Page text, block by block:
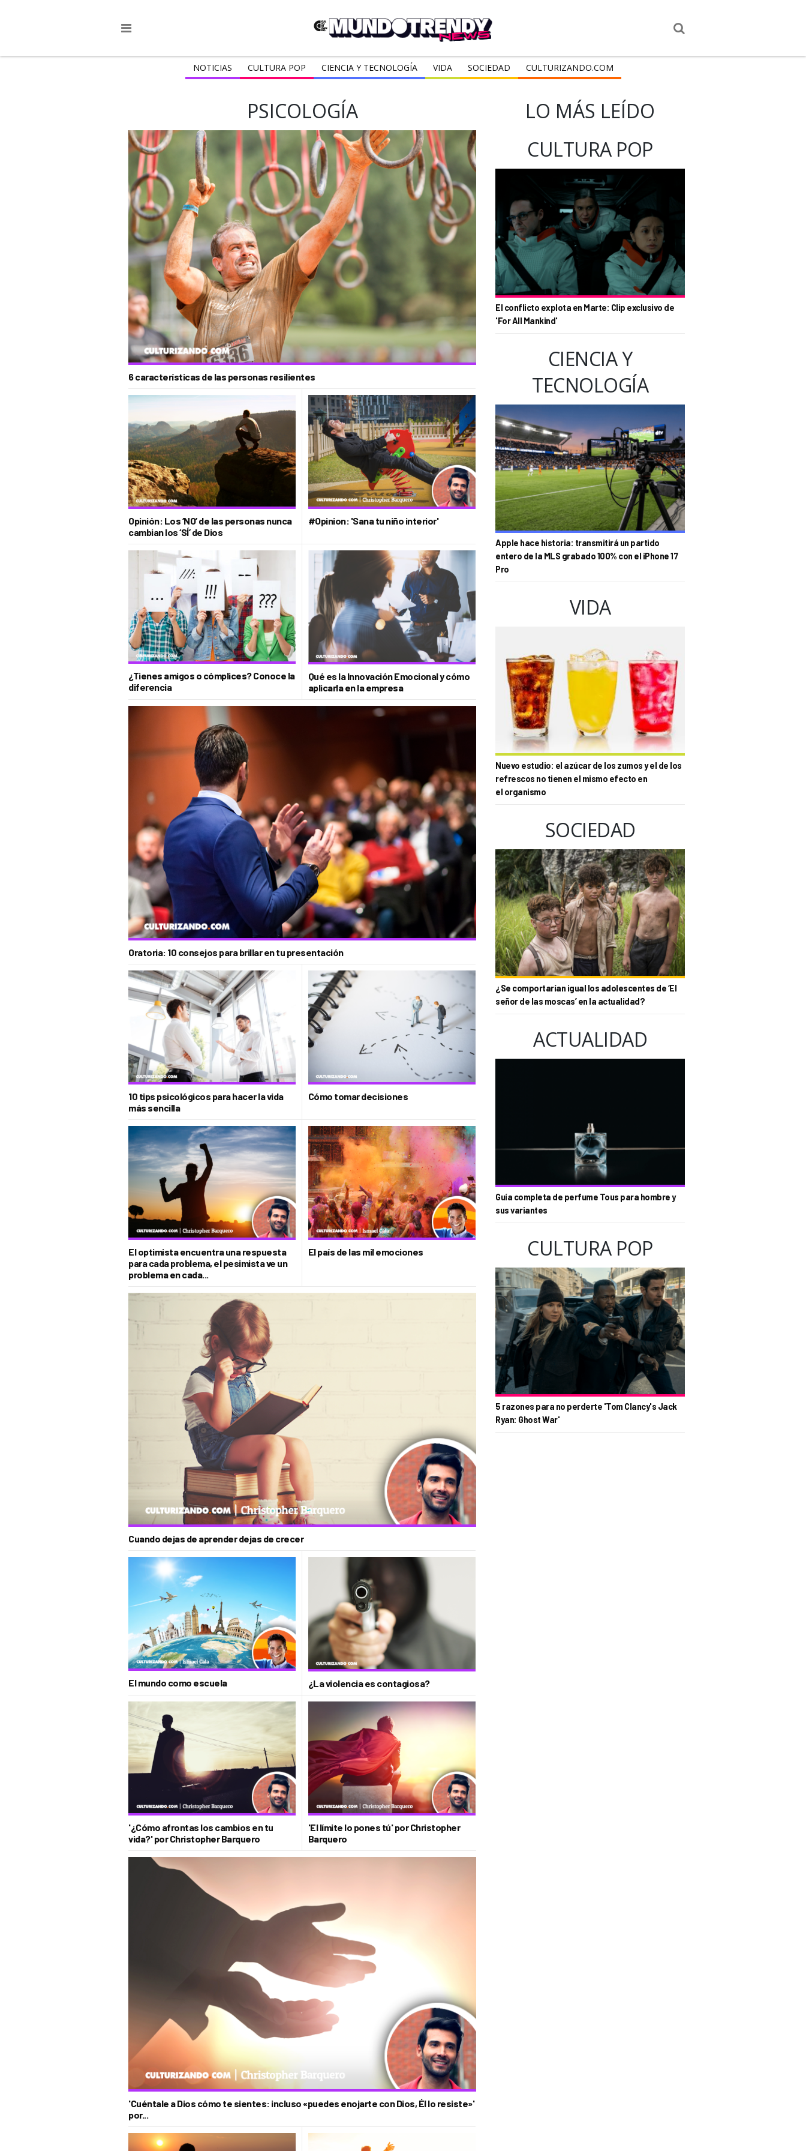
NOTICIAS CULTURA POP CIENCIA Y TECNOLOGÍA VIDA SOCIEDAD CULTURIZANDO.COM
PSICOLOGÍA
6 características de las personas resilientes
Opinión: Los ‘NO’ de las personas nunca
cambian los ‘SÍ’ de Dios
#Opinion: 'Sana tu niño interior'
¿Tienes amigos o cómplices? Conoce la
diferencia
Qué es la Innovación Emocional y cómo
aplicarla en la empresa
Oratoria: 10 consejos para brillar en tu presentación
10 tips psicológicos para hacer la vida
más sencilla
Cómo tomar decisiones
El optimista encuentra una respuesta
para cada problema, el pesimista ve un
problema en cada...
El país de las mil emociones
Cuando dejas de aprender dejas de crecer
El mundo como escuela ¿La violencia es contagiosa?
'¿Cómo afrontas los cambios en tu
vida?' por Christopher Barquero
'El límite lo pones tú' por Christopher
Barquero
'Cuéntale a Dios cómo te sientes: incluso «puedes enojarte con Dios, Él lo resiste»'
por...
LO MÁS LEÍDO
CULTURA POP
El conflicto explota en Marte: Clip exclusivo de
'For All Mankind'
CIENCIA Y
TECNOLOGÍA
Apple hace historia: transmitirá un partido
entero de la MLS grabado 100% con el iPhone 17
Pro
VIDA
Nuevo estudio: el azúcar de los zumos y el de los
refrescos no tienen el mismo efecto en
el organismo
SOCIEDAD
¿Se comportarían igual los adolescentes de ‘El
señor de las moscas’ en la actualidad?
ACTUALIDAD
Guía completa de perfume Tous para hombre y
sus variantes
CULTURA POP
5 razones para no perderte 'Tom Clancy's Jack
Ryan: Ghost War'